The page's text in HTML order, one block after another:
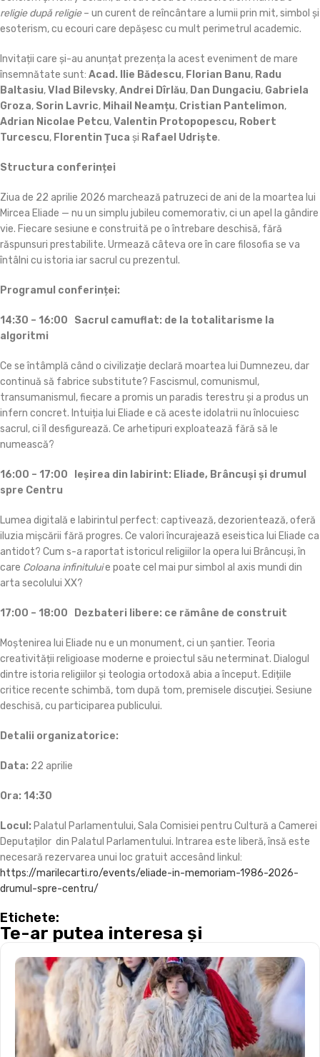
religie după religie– un curent de reîncântare a lumii prin mit, simbol și
esoterism, cu ecouri care depășesc cu mult perimetrul academic.
Invitații care și-au anunțat prezența la acest eveniment de mare
însemnătate sunt: Acad. Ilie Bădescu, Florian Banu, Radu
Baltasiu,Vlad Bilevsky,Andrei Dîrlău, Dan Dungaciu, Gabriela
Groza, Sorin Lavric, Mihail Neamțu, Cristian Pantelimon,
Adrian Nicolae Petcu,Valentin Protopopescu, Robert
Turcescu, Florentin Țuca și Rafael Udriște.
Structura conferinței
Ziua de 22 aprilie 2026 marchează patruzeci de ani de la moartea lui
Mircea Eliade — nu un simplu jubileu comemorativ, ci un apel la gândire
vie. Fiecare sesiune e construită pe o întrebare deschisă, fără
răspunsuri prestabilite. Urmează câteva ore în care filosofia se va
întâlni cu istoria iar sacrul cu prezentul.
Programul conferinței:
14:30 – 16:00 Sacrul camuflat: de la totalitarisme la
algoritmi
Ce se întâmplă când o civilizație declară moartea lui Dumnezeu, dar
continuă să fabrice substitute? Fascismul, comunismul,
transumanismul, fiecare a promis un paradis terestru și a produs un
infern concret. Intuiția lui Eliade e că aceste idolatrii nu înlocuiesc
sacrul, ci îl desfigurează. Ce arhetipuri exploatează fără să le
numească?
16:00 – 17:00
Ieșirea din labirint: Eliade, Brâncuși și drumul
spre Centru
Lumea digitală e labirintul perfect: captivează, dezorientează, oferă
iluzia mișcării fără progres. Ce valori încurajează eseistica lui Eliade ca
antidot? Cum s-a raportat istoricul religiilor la opera lui Brâncuși, în
care Coloana infinituluie poate cel mai pur simbol al axis mundi din
arta secolului XX?
17:00 – 18:00 Dezbateri libere: ce rămâne de construit
Moștenirea lui Eliade nu e un monument, ci un șantier. Teoria
creativității religioase moderne e proiectul său neterminat. Dialogul
dintre istoria religiilor și teologia ortodoxă abia a început. Edițiile
critice recente schimbă, tom după tom, premisele discuției. Sesiune
deschisă, cu participarea publicului.
Detalii organizatorice:
Data: 22 aprilie
Ora: 14:30
Locul: Palatul Parlamentului, Sala Comisiei pentru Cultură a Camerei
Deputaților din Palatul Parlamentului. Intrarea este liberă, însă este
necesară rezervarea unui loc gratuit accesând linkul:
https://marilecarti.ro/events/eliade-in-memoriam-1986-2026-
drumul-spre-centru/
Etichete:
Te-ar putea interesa și